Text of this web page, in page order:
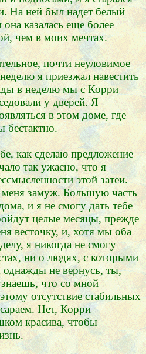
На ней был надет белый
казалась еще более
чем в моих мечтах.
почти неуловимое
я приезжал навестить
в неделю мы с Корри
у дверей. Я
в этом доме, где
бестактно.
как сделаю предложение
так ужасно, что я
этой затеи.
замуж. Большую часть
и я не смогу дать тебе
целые месяцы, прежде
весточку, и, хотя мы оба
я никогда не смогу
ни о людях, с которыми
однажды не вернусь, ты,
что со мной
отсутствие стабильных
Нет, Корри
красива, чтобы